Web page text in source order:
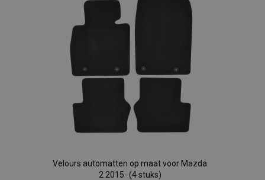
verlanglijst
Velours automatten op maat voor Mazda
2 2015- (4 stuks)